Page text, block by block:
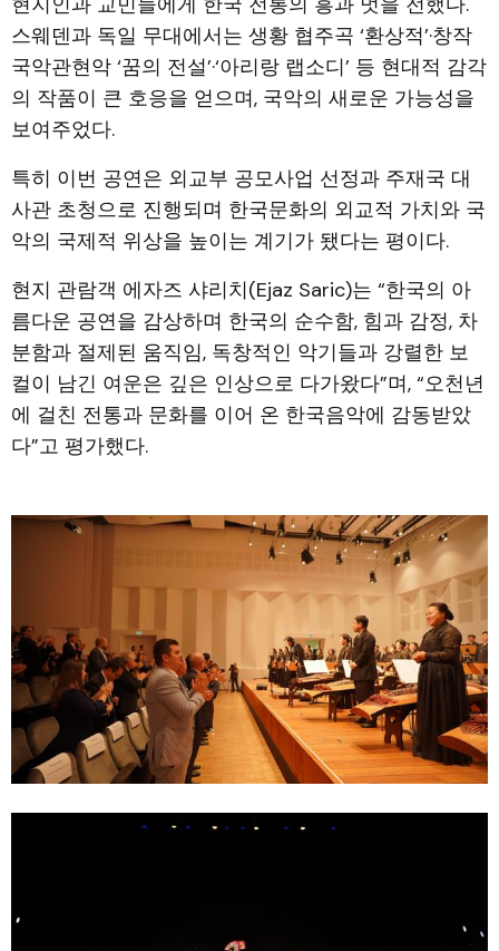
스웨덴과 독일 무대에서는 생황 협주곡 ‘환상적’·창작
국악관현악 ‘꿈의 전설’·‘아리랑 랩소디’ 등 현대적 감각
의 작품이 큰 호응을 얻으며, 국악의 새로운 가능성을
보여주었다.
특히 이번 공연은 외교부 공모사업 선정과 주재국 대
사관 초청으로 진행되며 한국문화의 외교적 가치와 국
악의 국제적 위상을 높이는 계기가 됐다는 평이다.
현지 관람객 에자즈 샤리치(Ejaz Saric)는 “한국의 아
름다운 공연을 감상하며 한국의 순수함, 힘과 감정, 차
분함과 절제된 움직임, 독창적인 악기들과 강렬한 보
컬이 남긴 여운은 깊은 인상으로 다가왔다”며, “오천년
에 걸친 전통과 문화를 이어 온 한국음악에 감동받았
다”고 평가했다.